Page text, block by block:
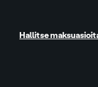
Hallitse